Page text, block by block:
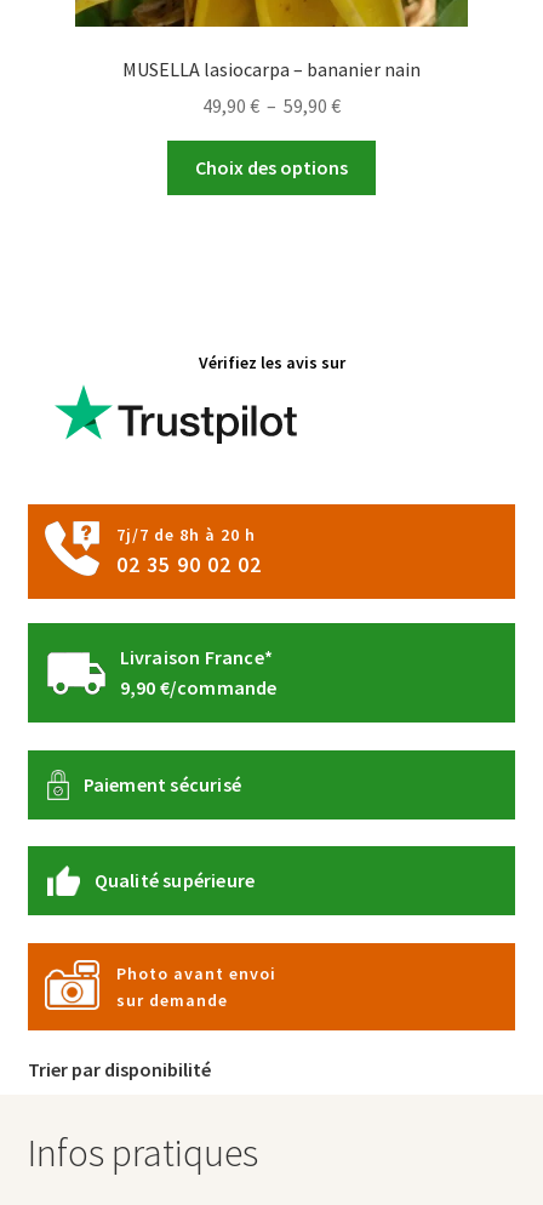
MUSELLA lasiocarpa – bananier nain
49,90 € – 59,90 €Plage
de
prix :
49,90 €
Choix des options
Vérifiez les avis sur
7j/7 de 8h à 20 h
02 35 90 02 02
Livraison France*
9,90 €/commande
Paiement sécurisé
Qualité supérieure
Photo avant envoi
sur demande
Trier par disponibilité
Infos pratiques